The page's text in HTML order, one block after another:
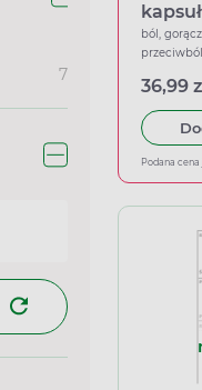
7
ból,
36,99
Podana